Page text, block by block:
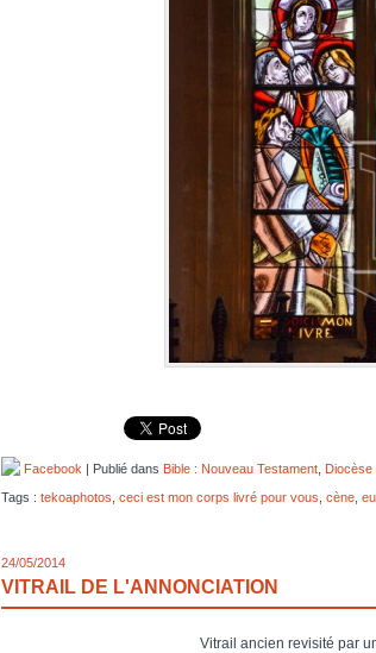
Facebook | Publié dans Bible : Nouveau Testament, Diocèse
Tags : tekoaphotos ceci est mon corps livré pour vous cène,
24/05/2014
VITRAIL DE L'ANNONCIATION
Vitrail ancien revisité par